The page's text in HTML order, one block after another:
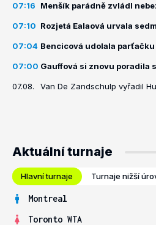
07:16 Menšík parádně zvládl
07:10 Rozjetá Ealaová urvala
07:04 Bencicová udolala
07:00 Gauffová si znovu poradila
07.08. Van De Zandschulp vyřadil
Aktuální turnaje
Hlavní turnaje Turnaje nižší
Montreal
Toronto WTA